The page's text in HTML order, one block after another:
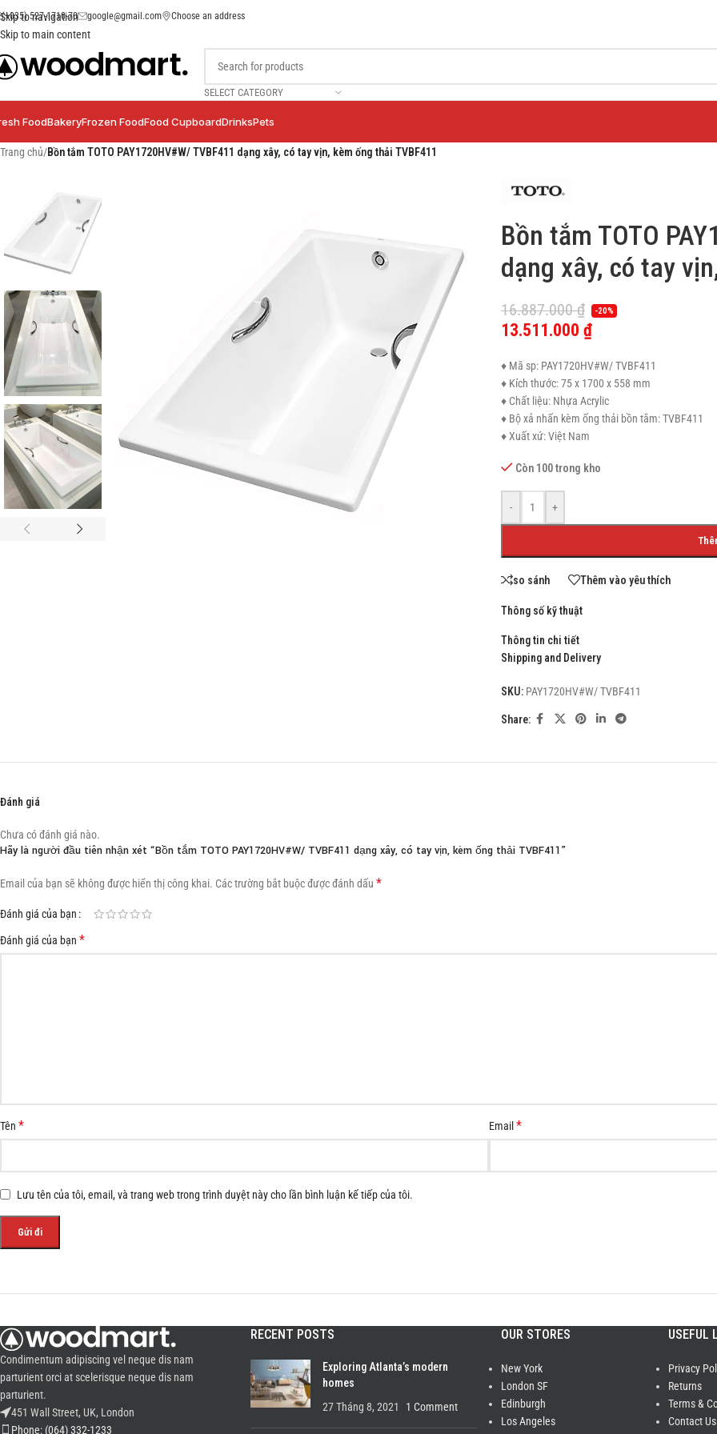
Skip to navigation
Skip to main content
(+035) 527-1710-70 google@gmail.com Choose an address
SELECT CATEGORY
FoodBakeryFrozen FoodFood CupboardDrinksPets
SHOP LAYOUTS
Filters area
Hidden sidebar
HOT
Small categories menu
Products list view
With background
Category description
Header overlap
Infinit scrolling
Trang chủ/Bồn tắm TOTO PAY1720HV#W/ TVBF411 dạng xây, có tay vịn, kèm ống thải TVBF411
Bồn tắm TOTO
dạng xây, có tay
16.887.000₫ -20%
13.511.000 ₫
♦ Mã sp: PAY1720HV#W/ TVBF411
♦ Kích thước: 75 x 1700 x 558 mm
♦ Chất liệu: Nhựa Acrylic
♦ Bộ xả nhấn kèm ống thải bồn tắm: TVBF411
♦ Xuất xứ: Việt Nam
Còn 100 trong kho
- +
so sánh Thêm vào yêu thích
Thông số kỹ thuật
Thông tin chi tiết
Shipping and Delivery
SKU: PAY1720HV#W/ TVBF411
Share:
Đánh giá
Chưa có đánh giá nào.
Hãy là người đầu tiên nhận xét “Bồn tắm TOTO PAY1720HV#W/ TVBF411 dạng xây, có tay vịn, kèm ống thải TVBF411”
Email của bạn sẽ không được hiển thị công khai. Các trường bắt buộc được đánh dấu *
Đánh giá của bạn
Đánh giá của bạn *
Tên * Email *
Lưu tên của tôi, email, và trang web trong trình duyệt này cho lần bình luận kế tiếp của tôi.
Condimentum adipiscing vel neque dis nam
parturient orci at scelerisque neque dis nam
parturient.
451 Wall Street, UK, London
Phone: (064) 332-1233
RECENT POSTS
Exploring Atlanta’s modern
homes
27 Tháng 8, 2021
1 Comment
OUR STORES
New York
London SF
Edinburgh
Los Angeles
USEFUL
Privacy
Returns
Terms &
Contact Us